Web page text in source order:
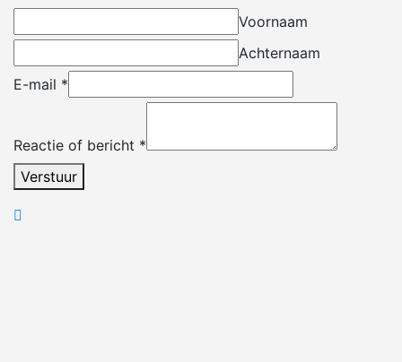
Voornaam
Achternaam
E-mail *
Reactie of bericht *
Verstuur